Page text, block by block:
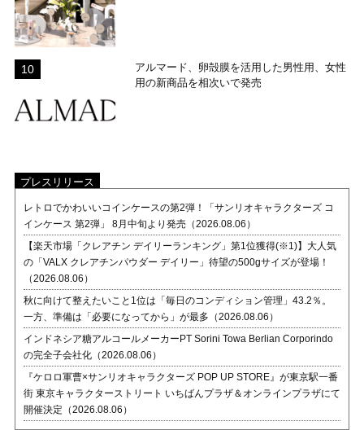
アルマード、卵殻膜を活用した男性用、女性
用の新商品を相次いで発売
プレスリリース
レトロでかわいいコインケースの第2弾！「サンリオキャラクターズ コ
インケース 第2弾」 8月中旬より発売（2026.08.06）
【楽天市場「クレアチン デイリーランキング」第1位獲得(※1)】大人気
の「VALX クレアチンパウダー デイリー」待望の500gサイズが登場！
（2026.08.06）
秋に向けて整えたいこと1位は「毎日のコンディション管理」43.2％。
一方、準備は「必要になってから」が最多（2026.08.06）
インドネシア糖アルコールメーカーPT Sorini Towa Berlian Corporindo
の完全子会社化（2026.08.06）
『ケロロ軍曹×サンリオキャラクターズ POP UP STORE』が東京駅一番
街 東京キャラクターストリート いちばんプラザ＆オンラインプラザにて
開催決定（2026.08.06）